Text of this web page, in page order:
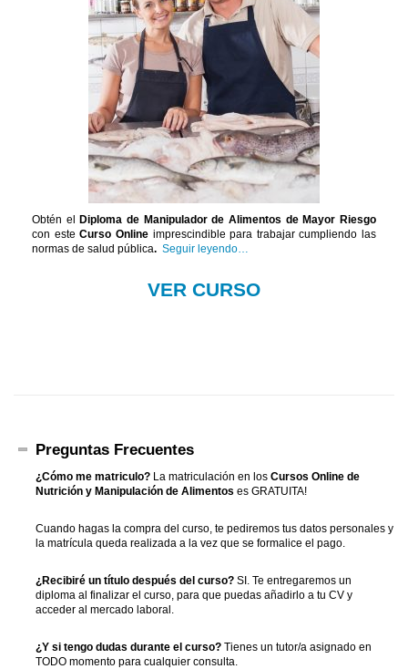
Obtén elDiploma de Manipulador de Alimentos de Mayor Riesgo
con esteCurso Onlineimprescindible para trabajar cumpliendo las
normas de salud pública. Seguir leyendo…
VER CURSO
Preguntas Frecuentes
¿Cómo me matriculo? La matriculación en losCursos Online de
Nutrición y Manipulación de Alimentos es GRATUITA!
Cuando hagas la compra del curso, te pediremos tus datos personales y
la matrícula queda realizada a la vez que se formalice el pago.
¿Recibiré un título después del curso? SI. Te entregaremos un
diploma al finalizar el curso, para que puedas añadirlo a tu CV y
acceder al mercado laboral.
¿Y si tengo dudas durante el curso? Tienes un tutor/a asignado en
TODO momento para cualquier consulta.